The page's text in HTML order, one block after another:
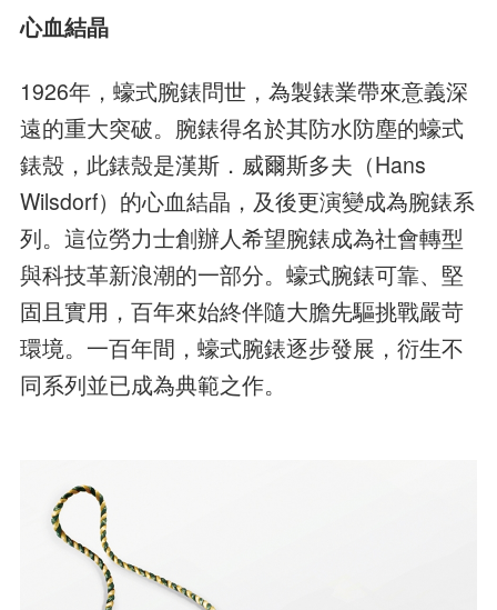
心血結晶
1926年，蠔式腕錶問世，為製錶業帶來意義深
遠的重大突破。腕錶得名於其防水防塵的蠔式
錶殼，此錶殼是漢斯．威爾斯多夫（Hans
Wilsdorf）的心血結晶，及後更演變成為腕錶系
列。這位勞力士創辦人希望腕錶成為社會轉型
與科技革新浪潮的一部分。蠔式腕錶可靠、堅
固且實用，百年來始終伴隨大膽先驅挑戰嚴苛
環境。一百年間，蠔式腕錶逐步發展，衍生不
同系列並已成為典範之作。